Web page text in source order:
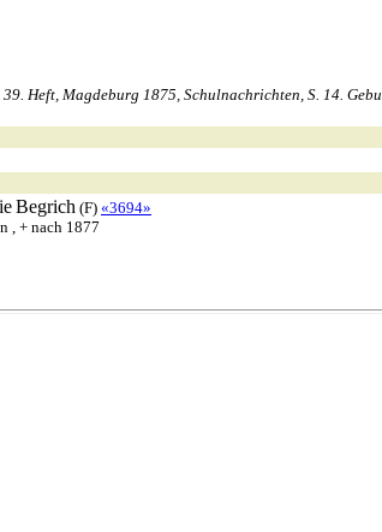
Heft, Magdeburg 1875, Schulnachrichten, S. 14.
Begrich (F) «3694»
, + nach 1877